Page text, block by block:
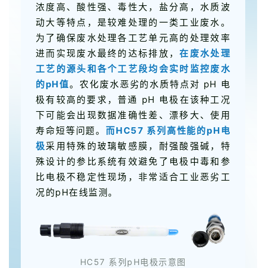
浓度高、酸性强、毒性大，盐分高，水质波
动大等特点，是较难处理的一类工业废水。
为了确保废水处理各工艺单元高的处理效率
进而实现废水最终的达标排放，在废水处理
工艺的源头和各个工艺段均会实时监控废水
的pH值。农化废水恶劣的水质特点对 pH 电
极有较高的要求，普通 pH 电极在该种工况
下可能会出现数据准确性差、漂移大、使用
寿命短等问题。而HC57 系列高性能的pH电
极采用特殊的玻璃敏感膜，耐强酸强碱，特
殊设计的参比系统有效避免了电极中毒和参
比电极不稳定性现场，非常适合工业恶劣工
况的pH在线监测。
HC57 系列pH电极示意图